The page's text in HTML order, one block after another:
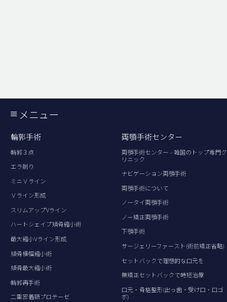
メニュー
輪郭手術
輪郭３点
エラ削り
ミニＶライン
Ｖライン形成
スリムアップVライン
ハートシェイプ頬骨縮小術
最大縮小Vライン形成
頬骨横幅縮小術
頬骨最大縮小術
輪郭再手術
二重密着額プロテーゼ
両顎手術センター
両顎手術センター – 韓国のトップ専門ク
リニック
ナビゲーション両顎手術
両顎手術について
ノータイ両顎手術
ノー矯正両顎手術
下顎手術
サージェリーファースト(術前矯正省略)
セットバックで理想的な口元を
無矯正セットバックで時短治療
口元・骨格整形(出っ歯・受け口・口ゴ
ボ)